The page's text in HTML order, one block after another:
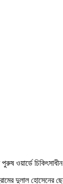
ওয়ার্ডে
দুলাল হোসেনের